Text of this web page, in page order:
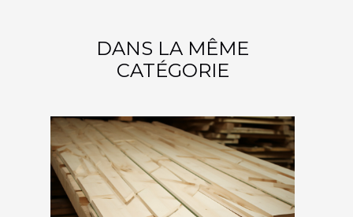
DANS LA MÊME
CATÉGORIE